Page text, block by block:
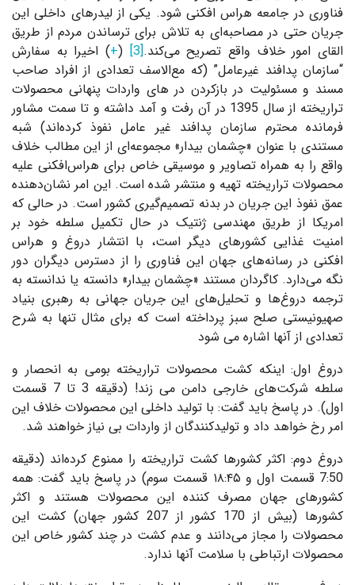
فناوری در جامعه هراس افکنی شود. یکی از لیدرهای داخلی این
جریان حتی در مصاحبه‌ای به تلاش برای ترساندن مردم از طریق
القای امور خلاف واقع تصریح می‌کند.[3]
(
+) اخیرا به سفارش
“سازمان پدافند غیرعامل” (که مع‌الاسف تعدادی از افراد صاحب
مسند و مسئولیت در بازکردن در های واردات پنهانی محصولات
تراریخته از سال 1395 در آن رفت و آمد داشته و تا سمت مشاور
فرمانده محترم سازمان پدافند غیر عامل نفوذ کرده‌اند) شبه
مستندی با عنوان «چشمان بیدار» مجموعه‌ای از این مطالب خلاف
واقع را به همراه تصاویر و موسیقی خاص برای هراس‌افکنی علیه
محصولات تراریخته تهیه و منتشر شده است. این امر نشان‌دهنده
عمق نفوذ این جریان در بدنه تصمیم‌گیری کشور است. در حالی که
امریکا از طریق مهندسی ژنتیک در حال تکمیل سلطه خود بر
امنیت غذایی کشورهای دیگر است، با انتشار دروغ و هراس
افکنی در رسانه‌های جهان این فناوری را از دسترس دیگران دور
نگه می‌دارد. کاگردان مستند «چشمان بیدار» دانسته یا ندانسته به
ترجمه دروغ‌ها و تحلیل‌های این جریان جهانی به رهبری بنیاد
صهیونیستی صلح سبز پرداخته است که برای مثال تنها به شرح
تعدادی از آنها اشاره می شود
دروغ‌ اول: اینکه کشت محصولات تراریخته بومی به انحصار و
سلطه شرکت‌های خارجی دامن می زند! (دقیقه 3 تا 7 قسمت
اول). در پاسخ باید گفت: با تولید داخلی این محصولات خلاف این
امر رخ خواهد داد و تولیدکنندگان از واردات بی نیاز خواهند شد.
دروغ‌ دوم: اکثر کشورها کشت تراریخته را ممنوع کرده‌اند (دقیقه
7:50 قسمت اول و ۱۸:۴۵ قسمت سوم) در پاسخ باید گفت: همه
کشورهای جهان مصرف کننده این محصولات هستند و اکثر
کشورها (بیش از 170 کشور از 207 کشور جهان) کشت این
محصولات را مجاز می‌دانند و عدم کشت در چند کشور خاص این
محصولات ارتباطی با سلامت آنها ندارد.